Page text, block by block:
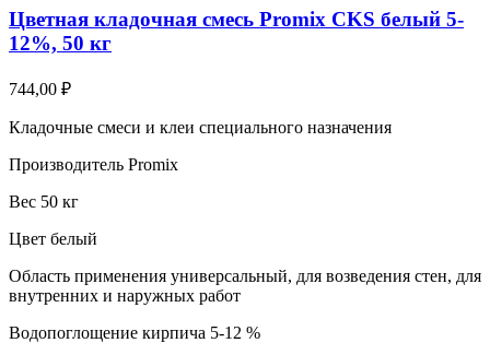
Цветная кладочная смесь Promix CKS белый 5-
12%, 50 кг
744,00 ₽
Кладочные смеси и клеи специального назначения
Производитель Promix
Вес 50 кг
Цвет белый
Область применения универсальный, для возведения стен, для
внутренних и наружных работ
Водопоглощение кирпича 5-12 %